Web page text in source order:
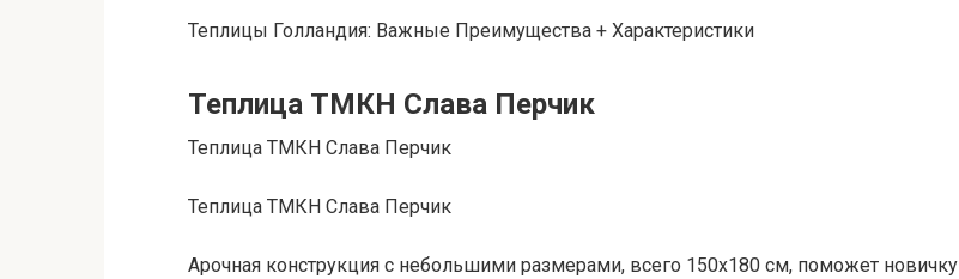
Теплицы Голландия: Важные Преимущества + Характеристики
Теплица ТМКН Слава Перчик
Теплица ТМКН Слава Перчик
Теплица ТМКН Слава Перчик
Арочная конструкция с небольшими размерами, всего 150х180 см, поможет новичку